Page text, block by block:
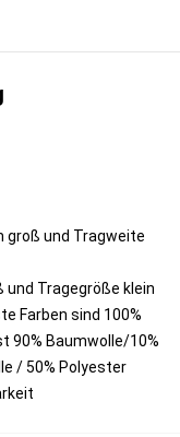
groß und Tragweite
und Tragegröße klein
Farben sind 100%
90% Baumwolle/10%
/ 50% Polyester